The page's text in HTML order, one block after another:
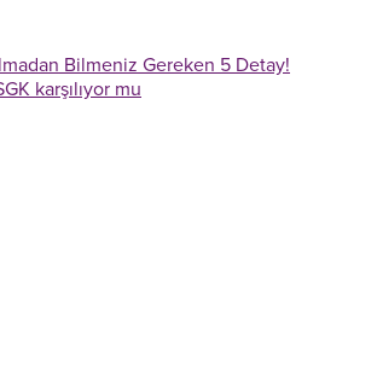
Bilmeniz Gereken 5 Detay!